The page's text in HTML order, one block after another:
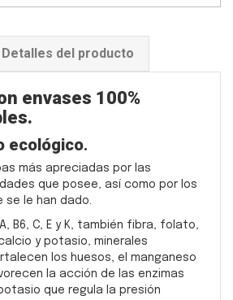
Detalles del producto
envases 100%
ecológico.
más apreciadas por las
que posee, así como por los
se le han dado.
B6, C, E y K, también fibra, folato,
y potasio, minerales
los huesos, el manganeso
la acción de las enzimas
que regula la presión